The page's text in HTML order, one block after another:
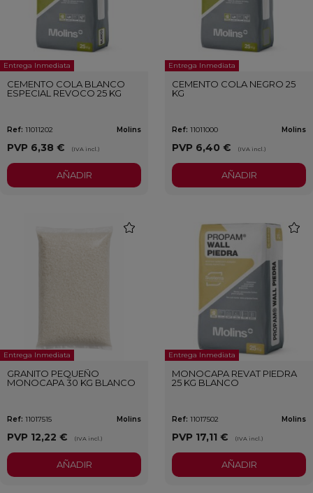
Entrega Inmediata
CEMENTO COLA BLANCO
ESPECIAL REVOCO 25 KG
Ref: 11011202 Molins
PVP 6,38 € (IVA incl.)
AÑADIR
Entrega Inmediata
CEMENTO COLA NEGRO 25
KG
Ref: 11011000 Molins
PVP 6,40 € (IVA incl.)
AÑADIR
Entrega Inmediata
GRANITO PEQUEÑO
MONOCAPA 30 KG BLANCO
Ref: 11017515 Molins
PVP 12,22 € (IVA incl.)
AÑADIR
Entrega Inmediata
MONOCAPA REVAT PIEDRA
25 KG BLANCO
Ref: 11017502 Molins
PVP 17,11 € (IVA incl.)
AÑADIR